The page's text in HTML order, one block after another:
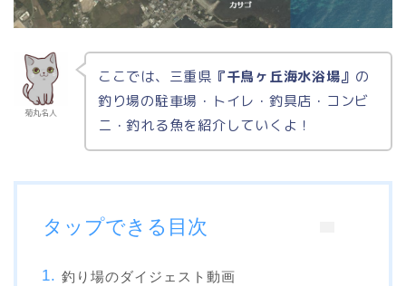
菊丸名人
ここでは、三重県 『千鳥ヶ丘海水浴場』 の
釣り場の駐車場・トイレ・釣具店・コンビ
ニ・釣れる魚を紹介していくよ！
タップできる目次
釣り場のダイジェスト動画